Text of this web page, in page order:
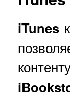
iTunes